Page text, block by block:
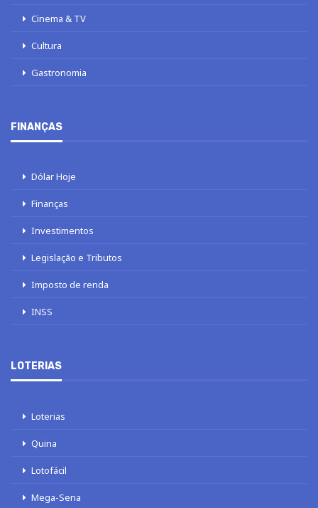
Cinema & TV
Cultura
Gastronomia
FINANÇAS
Dólar Hoje
Finanças
Investimentos
Legislação e Tributos
Imposto de renda
INSS
LOTERIAS
Loterias
Quina
Lotofácil
Mega-Sena